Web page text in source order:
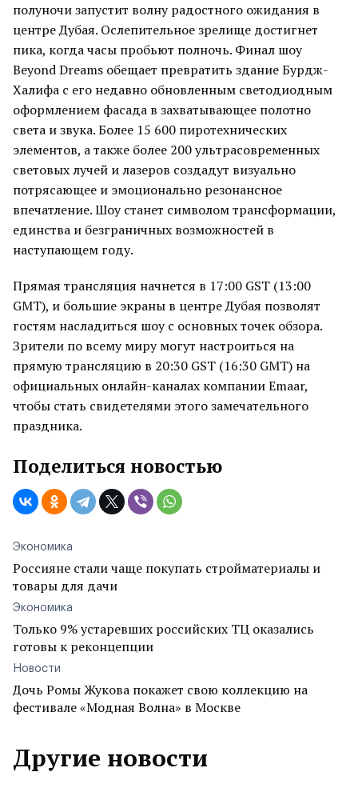
полуночи запустит волну радостного ожидания в
центре Дубая. Ослепительное зрелище достигнет
пика, когда часы пробьют полночь. Финал шоу
Beyond Dreams обещает превратить здание Бурдж-
Халифа с его недавно обновленным светодиодным
оформлением фасада в захватывающее полотно
света и звука. Более 15 600 пиротехнических
элементов, а также более 200 ультрасовременных
световых лучей и лазеров создадут визуально
потрясающее и эмоционально резонансное
впечатление. Шоу станет символом трансформации,
единства и безграничных возможностей в
наступающем году.
Прямая трансляция начнется в 17:00 GST (13:00
GMT), и большие экраны в центре Дубая позволят
гостям насладиться шоу с основных точек обзора.
Зрители по всему миру могут настроиться на
прямую трансляцию в 20:30 GST (16:30 GMT) на
официальных онлайн-каналах компании Emaar,
чтобы стать свидетелями этого замечательного
праздника.
Поделиться новостью
Экономика
Россияне стали чаще покупать стройматериалы и
товары для дачи
Экономика
Только 9% устаревших российских ТЦ оказались
готовы к реконцепции
Новости
Дочь Ромы Жукова покажет свою коллекцию на
фестивале «Модная Волна» в Москве
Другие новости